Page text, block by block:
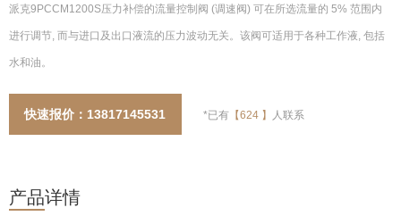
派克9PCCM1200S压力补偿的流量控制阀 (调速阀) 可在所选流量的 5% 范围内
进行调节, 而与进口及出口液流的压力波动无关。该阀可适用于各种工作液, 包括
水和油。
快速报价：13817145531 *已有【624 】 人联系
产品详情